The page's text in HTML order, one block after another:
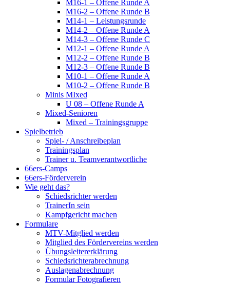
M16-1 – Offene Runde A
M16-2 – Offene Runde B
M14-1 – Leistungsrunde
M14-2 – Offene Runde A
M14-3 – Offene Runde C
M12-1 – Offene Runde A
M12-2 – Offene Runde B
M12-3 – Offene Runde B
M10-1 – Offene Runde A
M10-2 – Offene Runde B
Minis MIxed
U 08 – Offene Runde A
Mixed-Senioren
Mixed – Trainingsgruppe
Spielbetrieb
Spiel- / Anschreibeplan
Trainingsplan
Trainer u. Teamverantwortliche
66ers-Camps
66ers-Förderverein
Wie geht das?
Schiedsrichter werden
TrainerIn sein
Kampfgericht machen
Formulare
MTV-Mitglied werden
Mitglied des Fördervereins werden
Übungsleitererklärung
Schiedsrichterabrechnung
Auslagenabrechnung
Formular Fotografieren